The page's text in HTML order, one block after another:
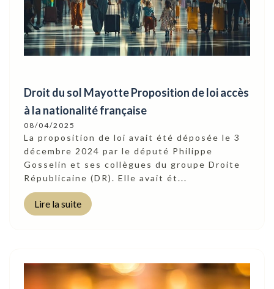
Droit du sol Mayotte Proposition de loi accès
à la nationalité française
08/04/2025
La proposition de loi avait été déposée le 3
décembre 2024 par le député Philippe
Gosselin et ses collègues du groupe Droite
Républicaine (DR). Elle avait ét...
Lire la suite